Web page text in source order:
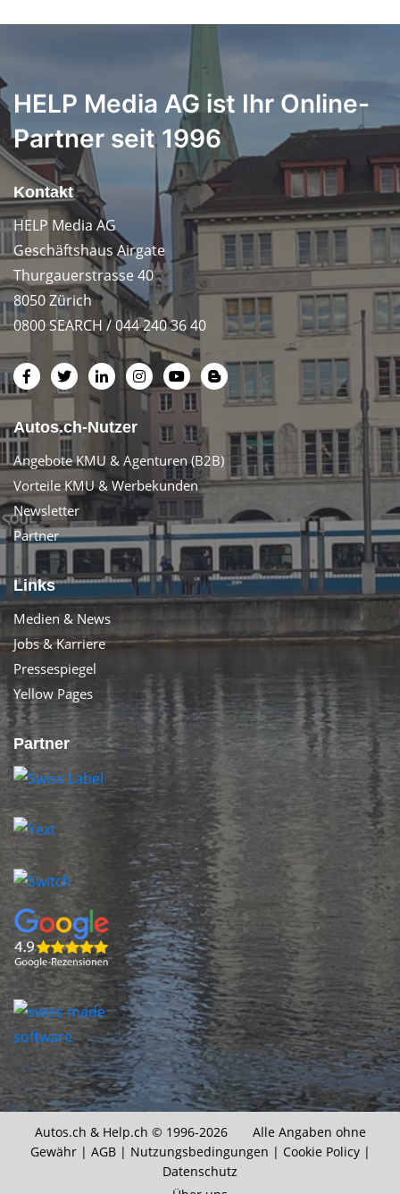
HELP Media AG ist Ihr Online-
Partner seit 1996
Kontakt
HELP Media AG
Geschäftshaus Airgate
Thurgauerstrasse 40
8050 Zürich
0800 SEARCH / 044 240 36 40
Autos.ch-Nutzer
Angebote KMU & Agenturen (B2B)
Vorteile KMU & Werbekunden
Newsletter
Partner
Links
Medien & News
Jobs & Karriere
Pressespiegel
Yellow Pages
Partner
Autos.ch & Help.ch © 1996-2026 Alle Angaben ohne
Gewähr | AGB| Nutzungsbedingungen | Cookie Policy|
Datenschutz